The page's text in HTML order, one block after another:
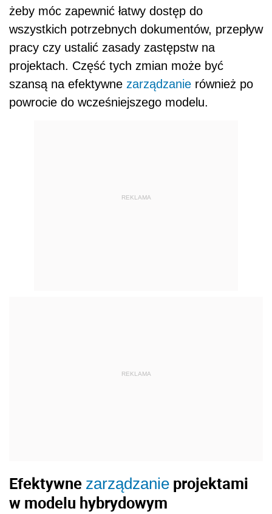
żeby móc zapewnić łatwy dostęp do
wszystkich potrzebnych dokumentów, przepływ
pracy czy ustalić zasady zastępstw na
projektach. Część tych zmian może być
szansą na efektywne zarządzanie również po
powrocie do wcześniejszego modelu.
REKLAMA
REKLAMA
Efektywne zarządzanie projektami
w modelu hybrydowym